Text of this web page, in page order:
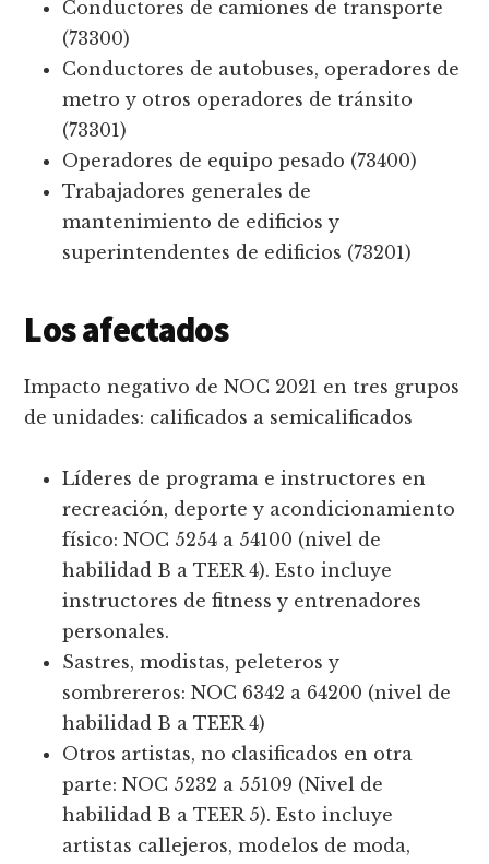
Conductores de camiones de transporte
(73300)
Conductores de autobuses, operadores de
metro y otros operadores de tránsito
(73301)
Operadores de equipo pesado (73400)
Trabajadores generales de
mantenimiento de edificios y
superintendentes de edificios (73201)
Los afectados
Impacto negativo de NOC 2021 en tres grupos
de unidades: calificados a semicalificados
Líderes de programa e instructores en
recreación, deporte y acondicionamiento
físico: NOC 5254 a 54100 (nivel de
habilidad B a TEER 4). Esto incluye
instructores de fitness y entrenadores
personales.
Sastres, modistas, peleteros y
sombrereros: NOC 6342 a 64200 (nivel de
habilidad B a TEER 4)
Otros artistas, no clasificados en otra
parte: NOC 5232 a 55109 (Nivel de
habilidad B a TEER 5). Esto incluye
artistas callejeros, modelos de moda,